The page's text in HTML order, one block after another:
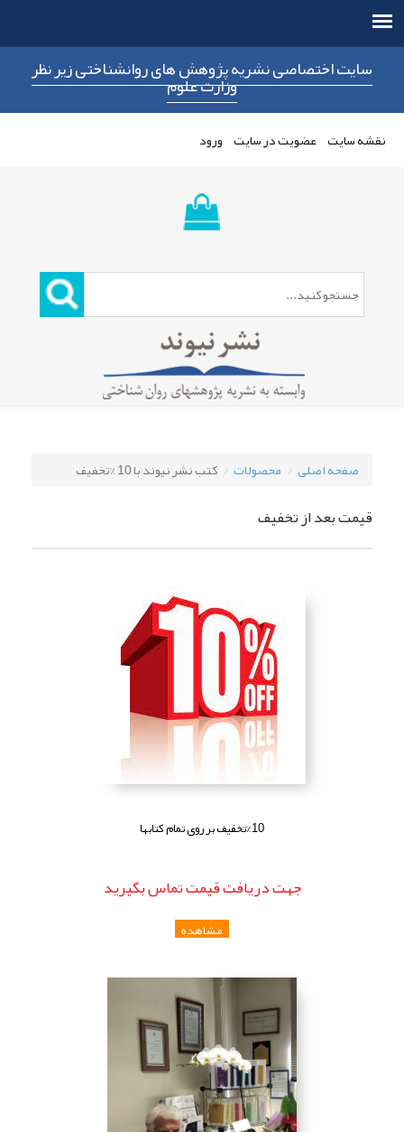
سایت اختصاصی نشریه پژوهش های روانشناختی زیر نظر
وزارت علوم
نقشه سایت عضویت در سایت ورود
صفحه اصلی محصولات کتب نشر نیوند با 10 %تخفیف
قیمت بعد از تخفیف
%10تخفیف بر روی تمام کتابها
جهت دريافت قيمت تماس بگيريد